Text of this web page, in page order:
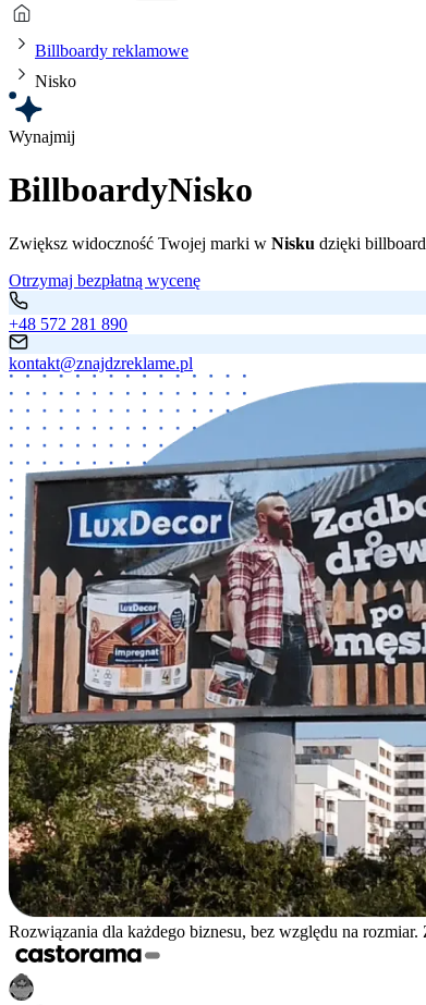
Billboardy reklamowe
Nisko
Wynajmij
BillboardyNisko
Zwiększ widoczność Twojej marki w Nisku dzięki
Otrzymaj bezpłatną wycenę
+48 572 281 890
kontakt@znajdzreklame.pl
Rozwiązania dla każdego biznesu, bez względu na rozmiar.